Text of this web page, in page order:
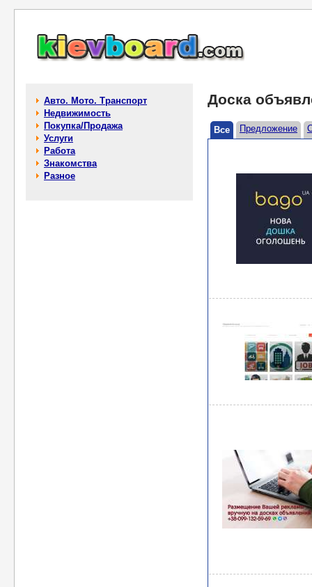
Авто. Мото. Транспорт
Недвижимость
Покупка/Продажа
Услуги
Работа
Знакомства
Разное
Доска
Все Предложение